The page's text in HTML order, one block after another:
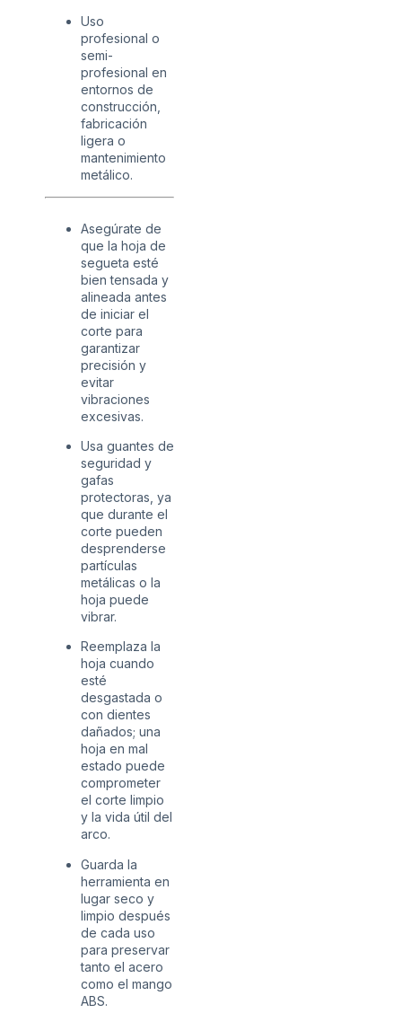
Uso
profesional o
semi-
profesional en
entornos de
construcción,
fabricación
ligera o
mantenimiento
metálico.
Asegúrate de
que la hoja de
segueta esté
bien tensada y
alineada antes
de iniciar el
corte para
garantizar
precisión y
evitar
vibraciones
excesivas.
Usa guantes de
seguridad y
gafas
protectoras, ya
que durante el
corte pueden
desprenderse
partículas
metálicas o la
hoja puede
vibrar.
Reemplaza la
hoja cuando
esté
desgastada o
con dientes
dañados; una
hoja en mal
estado puede
comprometer
el corte limpio
y la vida útil del
arco.
Guarda la
herramienta en
lugar seco y
limpio después
de cada uso
para preservar
tanto el acero
como el mango
ABS.